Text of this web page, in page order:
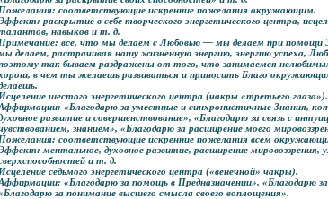
Пожелания: соответствующие искренние пожелания окружающим.
раскрытие в себе творческого энергетического центра,
навыков и т. д.
Примечание: все, что мы делаем с Любовью — мы делаем при помощи
делаем, растрачивая нашу жизненную энергию, энергию успеха,
так бываем раздражены от того, что занимаемся
в чем ты желаешь развиваться и приносить Благо
Исцеление шестого энергетического центра (чакры «третьего глаза»).
«Благодарю за уместные и синхронистичные Знания,
развитие и совершенствование», «Благодарю за связь с
знанием», «Благодарю за расширение моего
Пожелания: соответствующие искренние пожелания всем
ментальное, духовное развитие, расширение мировоззрения,
и т. д.
Исцеление седьмого энергетического центра («венечной» чакры).
«Благодарю за помощь в Предназначении», «Благодарю
за понимание высшего смысла своего воплощения».